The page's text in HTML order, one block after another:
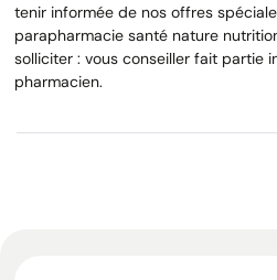
tenir informée de nos offres
parapharmacie santé nature
solliciter : vous conseiller fait partie
pharmacien.